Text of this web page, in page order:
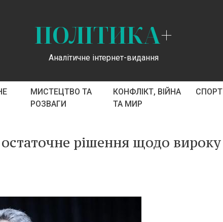
ПОЛІТИКА+
Аналітичне інтернет-видання
МИСТЕЦТВО ТА
РОЗВАГИ
КОНФЛІКТ, ВІЙНА
ТА МИР
СПОРТ
рішення щодо вироку